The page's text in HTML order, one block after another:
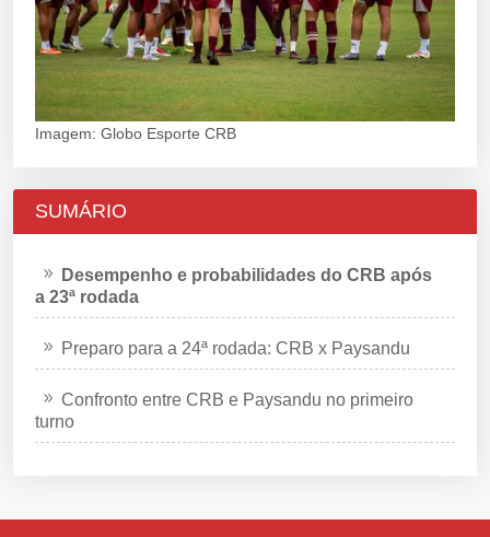
Imagem: Globo Esporte CRB
SUMÁRIO
Desempenho e probabilidades do CRB após
a 23ª rodada
Preparo para a 24ª rodada: CRB x Paysandu
Confronto entre CRB e Paysandu no primeiro
turno